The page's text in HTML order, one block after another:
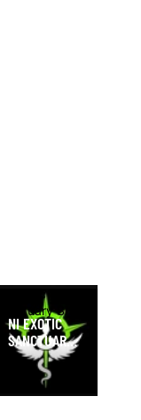
NI Exotic
Sanctuary Shop
NI EXOTIC
SANCTUARY
SHOP